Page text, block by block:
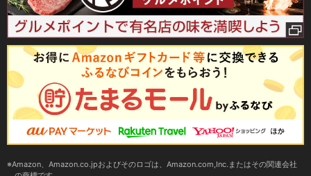
Amazon、Amazon.co.jpおよびそのロゴは、Amazon.com,Inc.またはその関連会社